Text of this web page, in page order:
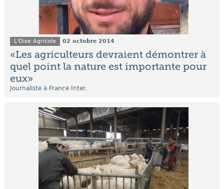
L'Oise Agricole 02 octobre 2014
«Les agriculteurs devraient démontrer à
quel point la nature est importante pour
eux»
Journaliste à France Inter.